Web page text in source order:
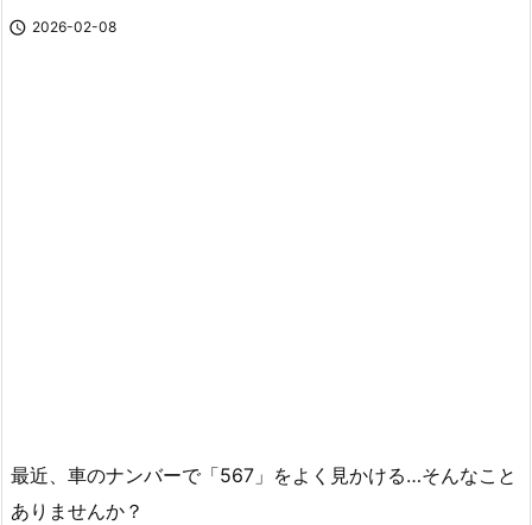
 2026-02-08
最近、車のナンバーで「567」をよく見かける…そんなこと
ありませんか？